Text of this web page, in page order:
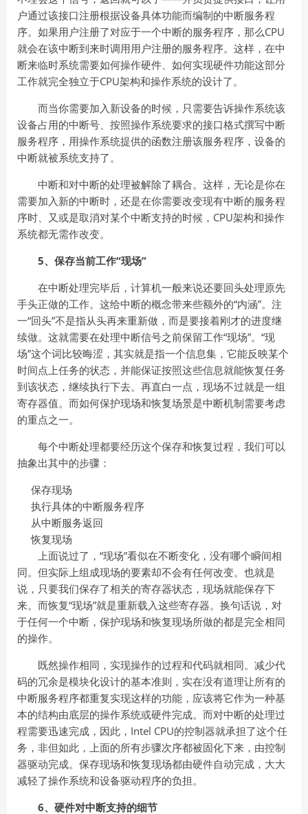
户通过该接口注册根据设备具体功能而编制的中断服务程
序。如果用户注册了对应于一个中断的服务程序，那么CPU
就会在该中断到来时调用用户注册的服务程序。这样，在中
断来临时系统需要如何操作硬件、如何实现硬件功能这部分
工作就完全独立于CPU架构和操作系统的设计了。
而当你需要加入新设备的时候，只需要告诉操作系统该
设备占用的中断号、按照操作系统要求的接口格式撰写中断
服务程序，用操作系统提供的函数注册该服务程序，设备的
中断就被系统支持了。
中断和对中断的处理被解除了耦合。这样，无论是你在
需要加入新的中断时，还是在你需要改变现有中断的服务程
序时、又或是取消对某个中断支持的时候，CPU架构和操作
系统都无需作改变。
5、保存当前工作“现场”
在中断处理完毕后，计算机一般来说还要回头处理原先
手头正做的工作。这给中断的概念带来些额外的“内涵”。注
一“回头”不是指从头再来重新做，而是要接着刚才的进度继
续做。这就需要在处理中断信号之前保留工作“现场”。“现
场”这个词比较晦涩，其实就是指一个信息集，它能反映某个
时间点上任务的状态，并能保证按照这些信息就能恢复任务
到该状态，继续执行下去。再直白一点，现场不过就是一组
寄存器值。而如何保护现场和恢复场景是中断机制需要考虑
的重点之一。
每个中断处理都要经历这个保存和恢复过程，我们可以
抽象出其中的步骤：
保存现场
执行具体的中断服务程序
从中断服务返回
恢复现场
上面说过了，“现场”看似在不断变化，没有哪个瞬间相
同。但实际上组成现场的要素却不会有任何改变。也就是
说，只要我们保存了相关的寄存器状态，现场就能保存下
来。而恢复“现场”就是重新载入这些寄存器。换句话说，对
于任何一个中断，保护现场和恢复现场所做的都是完全相同
的操作。
既然操作相同，实现操作的过程和代码就相同。减少代
码的冗余是模块化设计的基本准则，实在没有道理让所有的
中断服务程序都重复实现这样的功能，应该将它作为一种基
本的结构由底层的操作系统或硬件完成。而对中断的处理过
程需要迅速完成，因此，Intel CPU的控制器就承担了这个任
务，非但如此，上面的所有步骤次序都被固化下来，由控制
器驱动完成。保存现场和恢复现场都由硬件自动完成，大大
减轻了操作系统和设备驱动程序的负担。
6、硬件对中断支持的细节